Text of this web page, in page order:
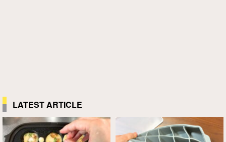
LATEST ARTICLE